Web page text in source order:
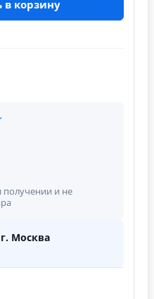
в корзину
получении и не
Москва